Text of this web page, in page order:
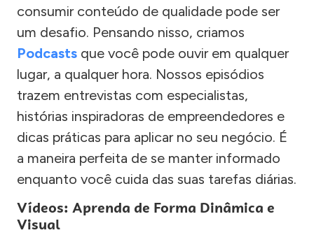
consumir conteúdo de qualidade pode ser
um desafio. Pensando nisso, criamos
Podcasts que você pode ouvir em qualquer
lugar, a qualquer hora. Nossos episódios
trazem entrevistas com especialistas,
histórias inspiradoras de empreendedores e
dicas práticas para aplicar no seu negócio. É
a maneira perfeita de se manter informado
enquanto você cuida das suas tarefas diárias.
Vídeos: Aprenda de Forma Dinâmica e
Visual